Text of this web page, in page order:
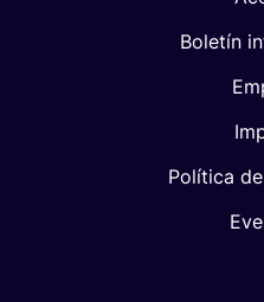
Boletín
Política